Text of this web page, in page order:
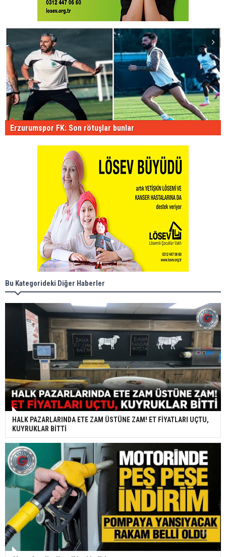
Erzurumspor FK: Son rötuşlar bunlar
Bu Kategorideki Diğer Haberler
HALK PAZARLARINDA ETE ZAM ÜSTÜNE ZAM! ET FİYATLARI UÇTU,
KUYRUKLAR BİTTİ